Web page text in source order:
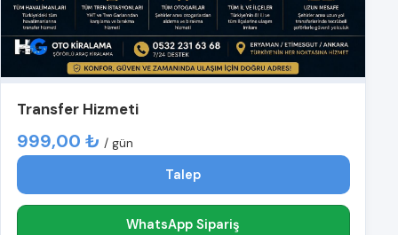
Transfer Hizmeti
999,00 ₺ / gün
Talep
WhatsApp Sipariş